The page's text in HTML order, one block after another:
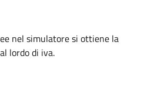
nel simulatore si ottiene la
lordo di iva.